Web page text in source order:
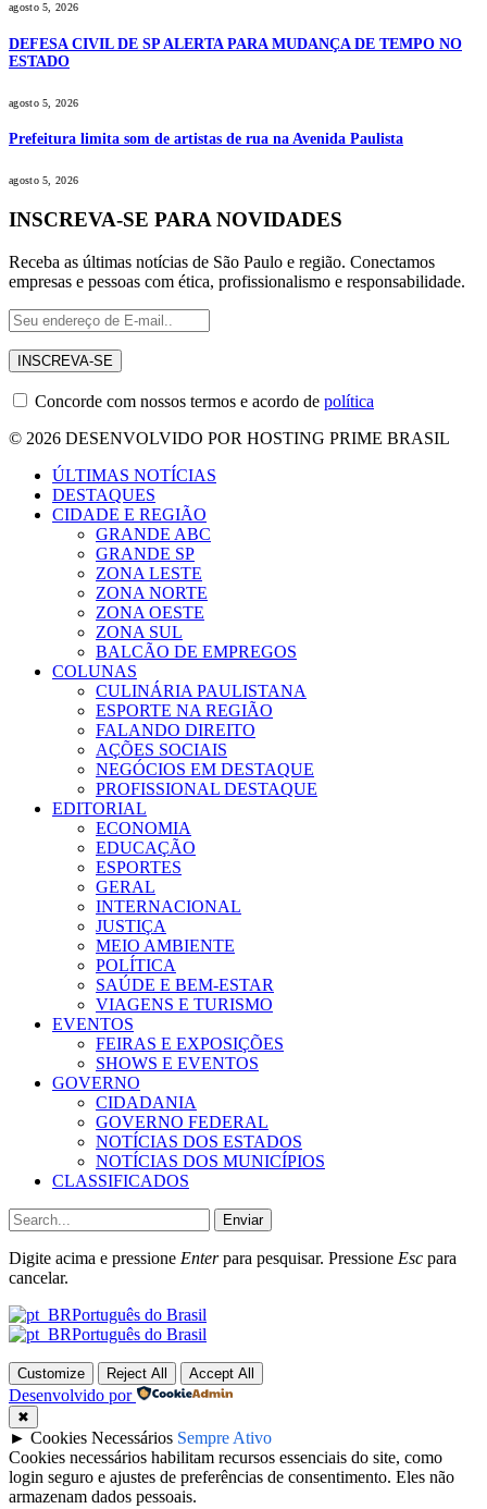
agosto 5, 2026
DEFESA CIVIL DE SP ALERTA PARA MUDANÇA DE TEMPO NO
ESTADO
agosto 5, 2026
Prefeitura limita som de artistas de rua na Avenida Paulista
agosto 5, 2026
INSCREVA-SE PARA NOVIDADES
Receba as últimas notícias de São Paulo e região. Conectamos
empresas e pessoas com ética, profissionalismo e responsabilidade.
Concorde com nossos termos e acordo de política
© 2026 DESENVOLVIDO POR HOSTING PRIME BRASIL
ÚLTIMAS NOTÍCIAS
DESTAQUES
CIDADE E REGIÃO
GRANDE ABC
GRANDE SP
ZONA LESTE
ZONA NORTE
ZONA OESTE
ZONA SUL
BALCÃO DE EMPREGOS
COLUNAS
CULINÁRIA PAULISTANA
ESPORTE NA REGIÃO
FALANDO DIREITO
AÇÕES SOCIAIS
NEGÓCIOS EM DESTAQUE
PROFISSIONAL DESTAQUE
EDITORIAL
ECONOMIA
EDUCAÇÃO
ESPORTES
GERAL
INTERNACIONAL
JUSTIÇA
MEIO AMBIENTE
POLÍTICA
SAÚDE E BEM-ESTAR
VIAGENS E TURISMO
EVENTOS
FEIRAS E EXPOSIÇÕES
SHOWS E EVENTOS
GOVERNO
CIDADANIA
GOVERNO FEDERAL
NOTÍCIAS DOS ESTADOS
NOTÍCIAS DOS MUNICÍPIOS
CLASSIFICADOS
Enviar
Digite acima e pressione Enterpara pesquisar. Pressione Esc para
cancelar.
Português do Brasil
Português do Brasil
Customize Reject All Accept All
Desenvolvido por
✖
► Cookies Necessários Sempre Ativo
Cookies necessários habilitam recursos essenciais do site, como
login seguro e ajustes de preferências de consentimento. Eles não
armazenam dados pessoais.